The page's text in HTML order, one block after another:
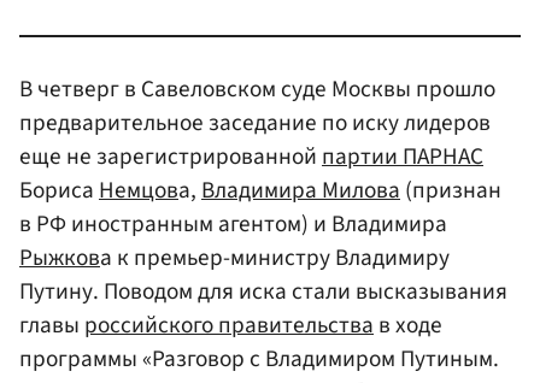
В четверг в Савеловском суде Москвы прошло
предварительное заседание по иску лидеров
еще не зарегистрированной партии ПАРНАС
Бориса Немцова, Владимира Милова (признан
в РФ иностранным агентом) и Владимира
Рыжкова к премьер-министру Владимиру
Путину. Поводом для иска стали высказывания
главы российского правительства в ходе
программы «Разговор с Владимиром Путиным.